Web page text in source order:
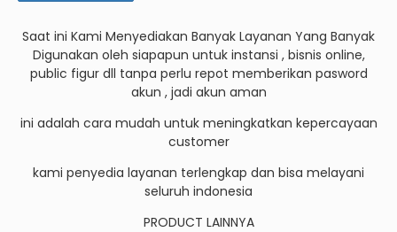
Saat ini Kami Menyediakan Banyak Layanan Yang Banyak
Digunakan oleh siapapun untuk instansi , bisnis online,
public figur dll tanpa perlu repot memberikan pasword
akun , jadi akun aman
ini adalah cara mudah untuk meningkatkan kepercayaan
customer
kami penyedia layanan terlengkap dan bisa melayani
seluruh indonesia
PRODUCT LAINNYA